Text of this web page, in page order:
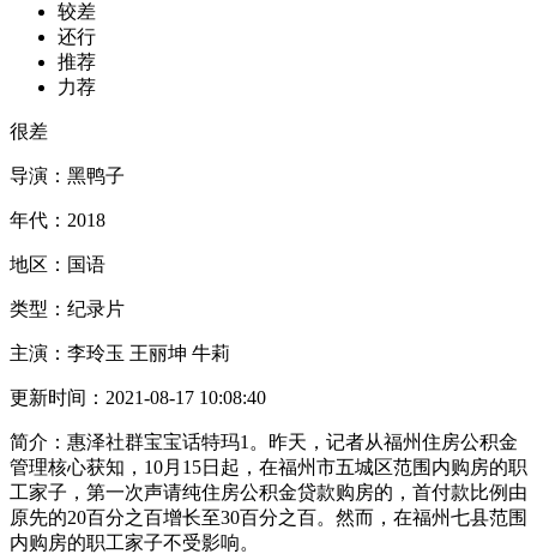
较差
还行
推荐
力荐
很差
导演： 黑鸭子
年代： 2018
地区： 国语
类型： 纪录片
主演： 李玲玉 王丽坤 牛莉
更新时间： 2021-08-17 10:08:40
简介： 惠泽社群宝宝话特玛1。昨天，记者从福州住房公积金
管理核心获知，10月15日起，在福州市五城区范围内购房的职
工家子，第一次声请纯住房公积金贷款购房的，首付款比例由
原先的20百分之百增长至30百分之百。然而，在福州七县范围
内购房的职工家子不受影响。